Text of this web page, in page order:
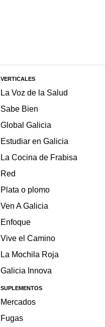
VERTICALES
La Voz de la Salud
Sabe Bien
Global Galicia
Estudiar en Galicia
La Cocina de Frabisa
Red
Plata o plomo
Ven A Galicia
Enfoque
Vive el Camino
La Mochila Roja
Galicia Innova
SUPLEMENTOS
Mercados
Fugas